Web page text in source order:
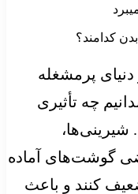
دنیای پرمشغله
چه تأثیری
گوشت‌های آماده
کنند و باعث